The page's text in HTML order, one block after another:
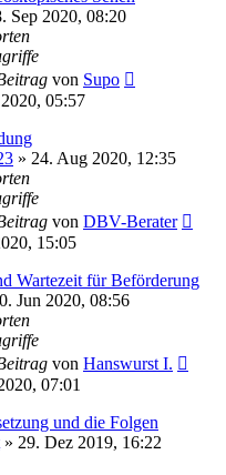
Sep 2020, 08:20
von Supo
05:57
» 24. Aug 2020, 12:35
von DBV-Berater
15:05
Wartezeit für Beförderung
Jun 2020, 08:56
von Hanswurst I.
07:01
und die Folgen
» 29. Dez 2019, 16:22